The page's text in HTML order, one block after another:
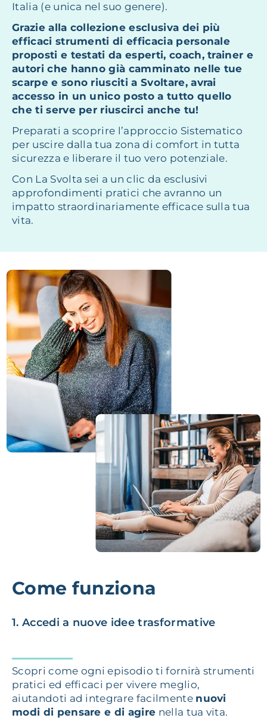
Italia (e unica nel suo genere).
Grazie alla collezione esclusiva dei più
efficaci strumenti di efficacia personale
proposti e testati da esperti, coach, trainer e
autori che hanno già camminato nelle tue
scarpe e sono riusciti a Svoltare, avrai
accesso in un unico posto a tutto quello
che ti serve per riuscirci anche tu!
Preparati a scoprire l’approccio Sistematico
per uscire dalla tua zona di comfort in tutta
sicurezza e liberare il tuo vero potenziale.
Con La Svolta sei a un clic da esclusivi
approfondimenti pratici che avranno un
impatto straordinariamente efficace sulla tua
vita.
Come funziona
1. Accedi a nuove idee trasformative
Scopri come ogni episodio ti fornirà strumenti
pratici ed efficaci per vivere meglio,
aiutandoti ad integrare facilmente nuovi
modi di pensare e di agire nella tua vita.